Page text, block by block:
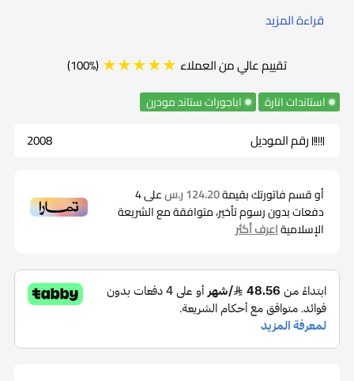
استاند الإضاءة المكتبية بالون الاسود ، والذي يمثل تجسيدًا
الشخصية في بيئة العمل، إذ يجمع بين الألوان الجذابة والتصميم
المتطور، تأتي تفاصيل اللونين الاسود بتناغم فريد، مما يمنح
الاستاند طابعًا فاخرًا ومظهرًا جماليًا متميزًا.
مكتبك، مع الحفاظ على وظائفه العملية لتوفير إضاءة مريحة
وفعالة، استمتع بجمال الاستاند الذي يجمع بين اللمسات الفنية
والأداء العالي، وجعل من مكتبك مكانًا يعكس أناقتك الشخصية
ويعزز تجربتك في بيئة العمل بأسلوب مميز ومتقدم.
مواصفات استاند انارة مكتبية
يتميز بتصميم عصري وأنيق يناسب أنماط الديكور الحديثة.
قراءة المزيد
تقييم عالي من العملاء ★★★★★
(100%)
استاندات انارة اباجورات ستاند مودرن
رقم الموديل 2008
أو قسم فاتورتك بقيمة124.20 ر.س على4
دفعات بدون رسوم تأخير، متوافقة مع الشريعة
الإسلاميةاعرف أكثر